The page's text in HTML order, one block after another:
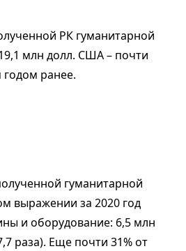
РК гуманитарной
млн долл. США – почти
ранее.
гуманитарной
выражении за 2020 год
и оборудование: 6,5 млн
раза). Еще почти 31% от